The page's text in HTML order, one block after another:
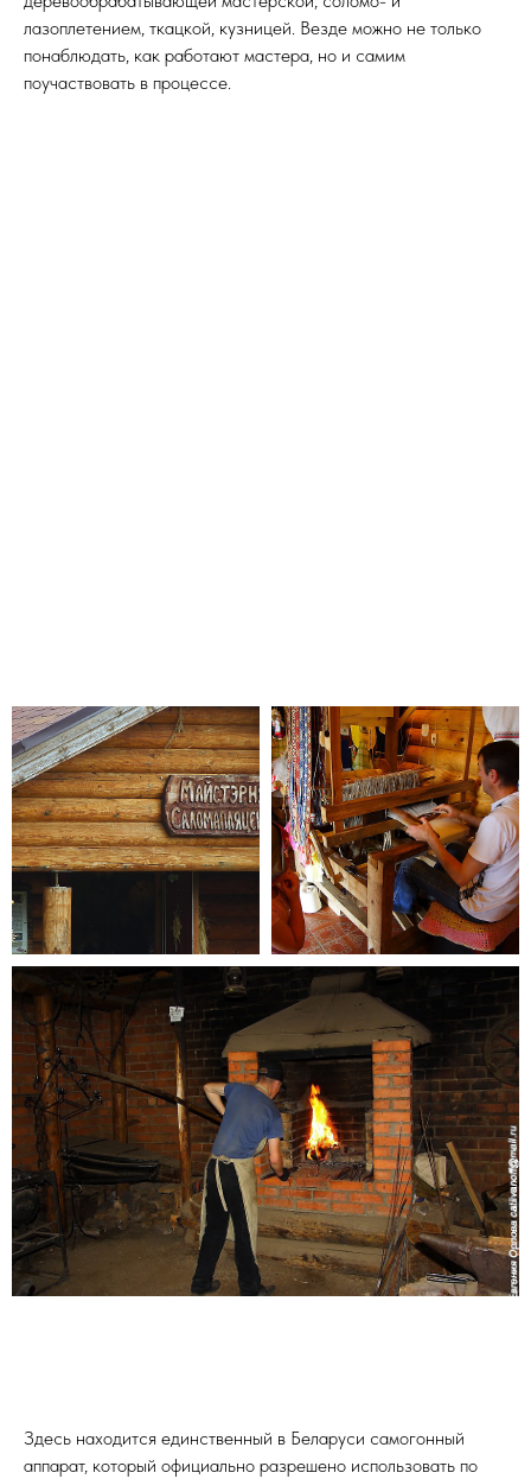
лазоплетением, ткацкой, кузницей. Везде можно не только
понаблюдать, как работают мастера, но и самим
поучаствовать в процессе.
Здесь находится единственный в Беларуси самогонный
аппарат, который официально разрешено использовать по